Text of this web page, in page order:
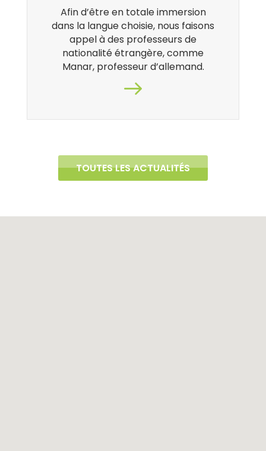
Afin d’être en totale immersion
dans la langue choisie, nous faisons
appel à des professeurs de
nationalité étrangère, comme
Manar, professeur d’allemand.
TOUTES LES ACTUALITÉS